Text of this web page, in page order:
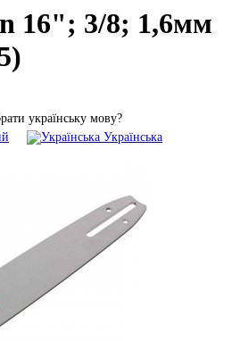
16"; 3/8; 1,6мм
українську мову?
Українська